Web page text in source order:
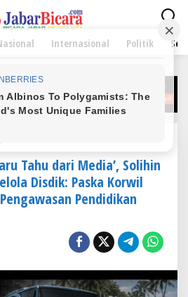
Internasional Politik
K
a
b
i
d
u
Tahu dari Media’, Solihin
Disdik: Paska Korwil
Pendidikan